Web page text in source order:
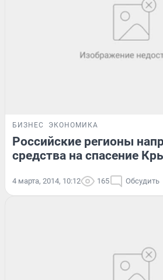
БИЗНЕС ЭКОНОМИКА
Российские регионы
средства на спасение
4 марта, 2014, 10:12 165 Обсудить